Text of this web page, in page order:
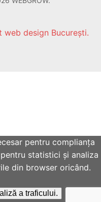
pentru complianța
statistici și analiza
din browser oricând.
a traficului.